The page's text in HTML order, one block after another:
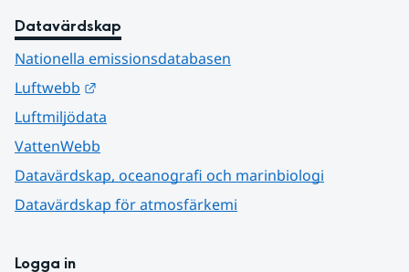
Datavärdskap
Nationella emissionsdatabasen
Luftwebb
Luftmiljödata
VattenWebb
Datavärdskap, oceanografi och marinbiologi
Datavärdskap för atmosfärkemi
Logga in